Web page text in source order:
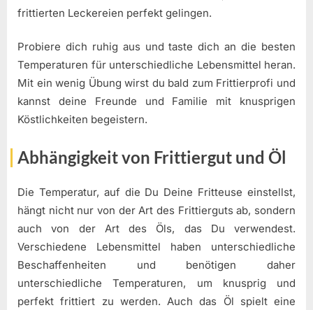
frittierten Leckereien perfekt gelingen.
Probiere dich ruhig aus und taste dich an die besten
Temperaturen für unterschiedliche Lebensmittel heran.
Mit ein wenig Übung wirst du bald zum Frittierprofi und
kannst deine Freunde und Familie mit knusprigen
Köstlichkeiten begeistern.
Abhängigkeit von Frittiergut und Öl
Die Temperatur, auf die Du Deine Fritteuse einstellst,
hängt nicht nur von der Art des Frittierguts ab, sondern
auch von der Art des Öls, das Du verwendest.
Verschiedene Lebensmittel haben unterschiedliche
Beschaffenheiten und benötigen daher
unterschiedliche Temperaturen, um knusprig und
perfekt frittiert zu werden. Auch das Öl spielt eine